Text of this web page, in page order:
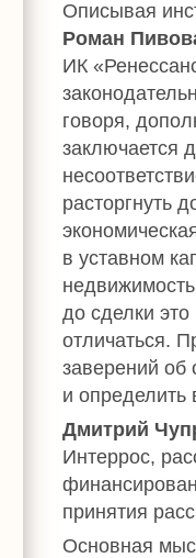
Описывая
Роман
ИК
говоря,
заключается
расторгнуть
в уставном
до сделки
отличаться.
заверений об
и определить
Дмитрий
Интеррос,
принятия
Основная